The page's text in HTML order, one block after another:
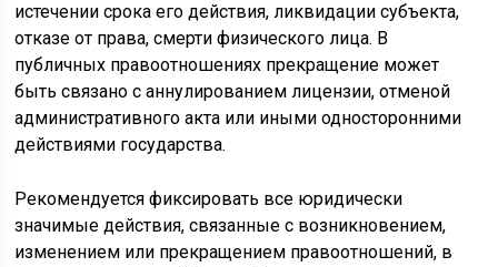
истечении срока его действия, ликвидации субъекта,
отказе от права, смерти физического лица. В
публичных правоотношениях прекращение может
быть связано с аннулированием лицензии, отменой
административного акта или иными односторонними
действиями государства.
Рекомендуется фиксировать все юридически
значимые действия, связанные с возникновением,
изменением или прекращением правоотношений, в